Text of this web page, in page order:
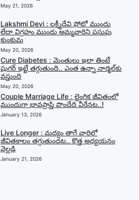
May 21, 2026
Lakshmi Devi : లక్ష్మీదేవి ఫోటో ముందు
లేదా విగ్రహం ముందు అమ్మవారిని పసుపు
కుంకుమ
May 20, 2026
Cure Diabetes : మెంతులు ఇలా తింటే
షుగర్ ఇట్టే తగ్గుతుంది.. ఎంత ఉన్నా నార్మల్‍కు
వస్తుంది
May 20, 2026
Couple Marriage Life : లైంగిక జీవితంలో
ముందుగా భావప్రాప్తి పొందేది వీరేనట..!
January 13, 2026
Live Longer : మద్యం తాగే వారిలో
జీవితకాలం తగ్గుతుందట.. కొత్త అధ్యయనం
వెల్లడి
January 21, 2026